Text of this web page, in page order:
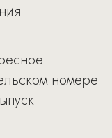
номере